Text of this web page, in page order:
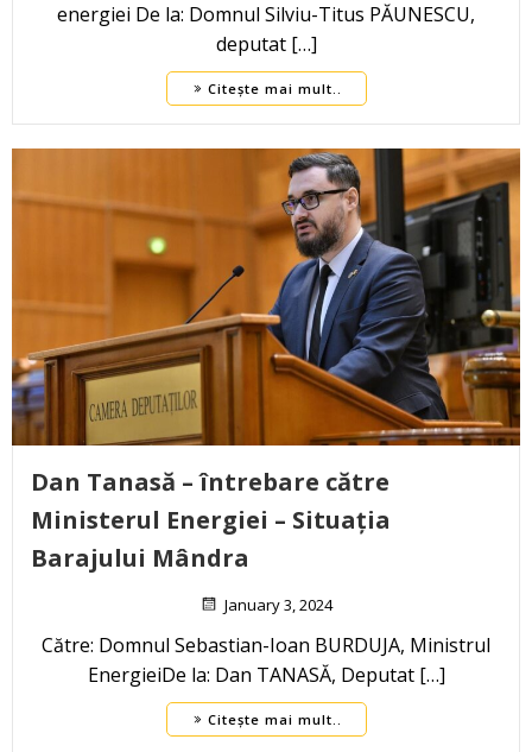
energiei De la: Domnul Silviu-Titus PĂUNESCU,
deputat […]
Citește mai mult..
Dan Tanasă – întrebare către
Ministerul Energiei – Situația
Barajului Mândra
January 3, 2024
Către: Domnul Sebastian-Ioan BURDUJA, Ministrul
EnergieiDe la: Dan TANASĂ, Deputat […]
Citește mai mult..